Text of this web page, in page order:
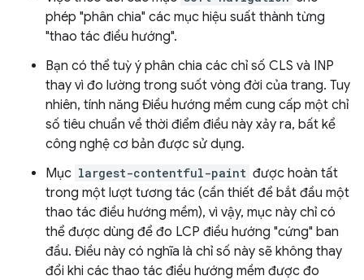
phép "phân chia" các mục hiệu suất thành từng
"thao tác điều hướng".
Bạn có thể tuỳ ý phân chia các chỉ số CLS và INP
thay vì đo lường trong suốt vòng đời của trang. Tuy
nhiên, tính năng Điều hướng mềm cung cấp một chỉ
số tiêu chuẩn về thời điểm điều này xảy ra, bất kể
công nghệ cơ bản được sử dụng.
Mục largest-contentful-paint được hoàn tất
trong một lượt tương tác (cần thiết để bắt đầu một
thao tác điều hướng mềm), vì vậy, mục này chỉ có
thể được dùng để đo LCP điều hướng "cứng" ban
đầu. Điều này có nghĩa là chỉ số này sẽ không thay
đổi khi các thao tác điều hướng mềm được đo